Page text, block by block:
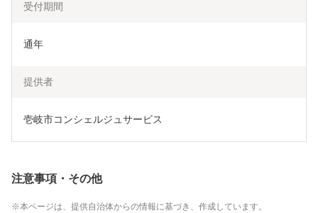
受付期間
通年
提供者
壱岐市コンシェルジュサービス
注意事項・その他
本ページは、提供自治体からの情報に基づき、作成しています。